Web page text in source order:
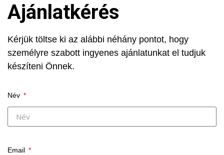
Ajánlatkérés
Kérjük töltse ki az alábbi néhány pontot, hogy
személyre szabott ingyenes ajánlatunkat el tudjuk
készíteni Önnek.
Név
Email